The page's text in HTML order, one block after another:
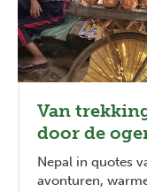
Van
door de
Nepal in quotes
avonturen,